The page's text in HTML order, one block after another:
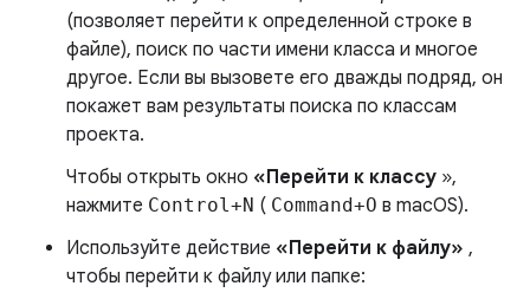
(позволяет перейти к определенной строке в
файле), поиск по части имени класса и многое
другое. Если вы вызовете его дважды подряд, он
покажет вам результаты поиска по классам
проекта.
Чтобы открыть окно «Перейти к классу »,
нажмите Control+N ( Command+O в macOS).
Используйте действие «Перейти к файлу» ,
чтобы перейти к файлу или папке: